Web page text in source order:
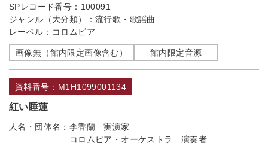
SPレコード番号： 100091
ジャンル（大分類）： 流行歌・歌謡曲
レーベル： コロムビア
画像無（館内限定画像含む） 館内限定音源
資料番号：M1H1099001134
紅い睡蓮
人名・団体名： 李香蘭 実演家
コロムビア・オーケストラ 演奏者